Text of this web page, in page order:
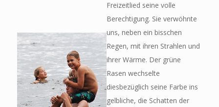
Freizeitlied seine volle
Berechtigung. Sie verwöhnte
uns, neben ein bisschen
Regen, mit ihren Strahlen und
ihrer Wärme. Der grüne
Rasen wechselte
diesbezüglich seine Farbe ins
gelbliche, die Schatten der